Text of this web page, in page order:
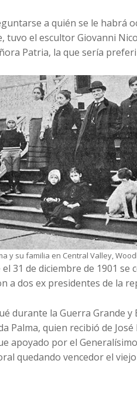
a quién se le habrá
tuvo el escultor Giovanni
Patria, la que sería
y su familia en Central Valley,
31 de diciembre de 1901
a dos ex presidentes de la
durante la Guerra Grande
Palma, quien recibió de
apoyado por el
quedando vencedor el